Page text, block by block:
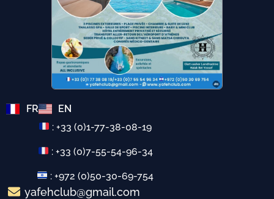
FR
EN
: +33 (0)1-77-38-08-19
: +33 (0)7-55-54-96-34
: +972 (0)50-30-69-754
yafehclub@gmail.com